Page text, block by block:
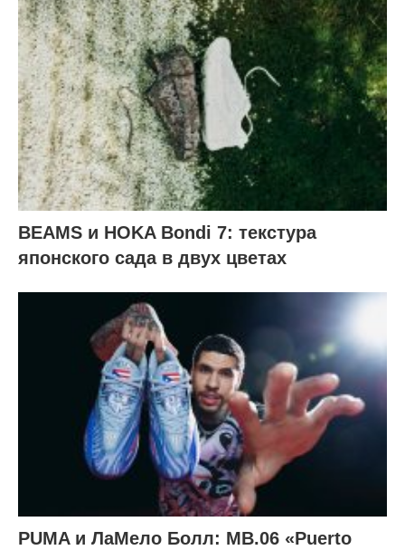
BEAMS и HOKA Bondi 7: текстура
японского сада в двух цветах
PUMA и ЛаМело Болл: MB.06 «Puerto